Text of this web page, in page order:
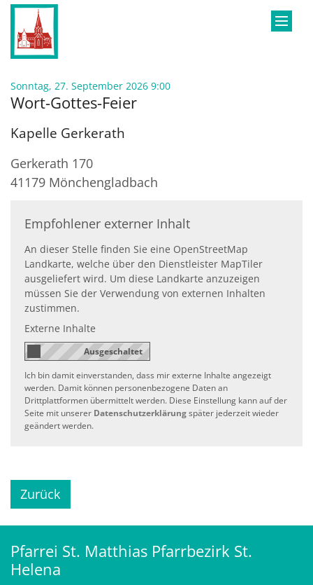
Zum Inhalt springen
Sonntag, 27. September 2026 9:00:
Wort-Gottes-Feier
Kapelle Gerkerath
Gerkerath 170
41179 Mönchengladbach
Empfohlener externer Inhalt
An dieser Stelle finden Sie eine OpenStreetMap
Landkarte, welche über den Dienstleister MapTiler
ausgeliefert wird. Um diese Landkarte anzuzeigen
müssen Sie der Verwendung von externen Inhalten
zustimmen.
Externe Inhalte
Ich bin damit einverstanden, dass mir externe Inhalte angezeigt
werden. Damit können personenbezogene Daten an
Drittplattformen übermittelt werden. Diese Einstellung kann auf der
Seite mit unserer Datenschutzerklärungspäter jederzeit wieder
geändert werden.
Zurück
Pfarrei St. Matthias Pfarrbezirk St.
Helena